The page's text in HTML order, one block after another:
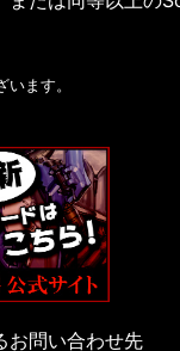
ます。
お問い合わせ先